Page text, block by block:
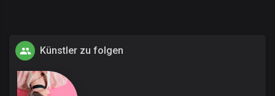
Künstler zu folgen